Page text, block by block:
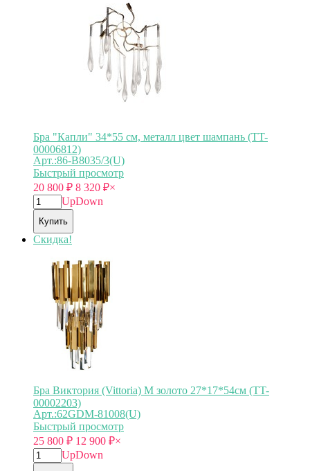
Бра "Капли" 34*55 см, металл цвет шампань (TT-
00006812)
Арт.:86-B8035/3(U)
Быстрый просмотр
20 800 ₽ 8 320 ₽×
UpDown
Купить
Скидка!
Бра Виктория (Vittoria) M золото 27*17*54см (TT-
00002203)
Арт.:62GDM-81008(U)
Быстрый просмотр
25 800 ₽ 12 900 ₽×
UpDown